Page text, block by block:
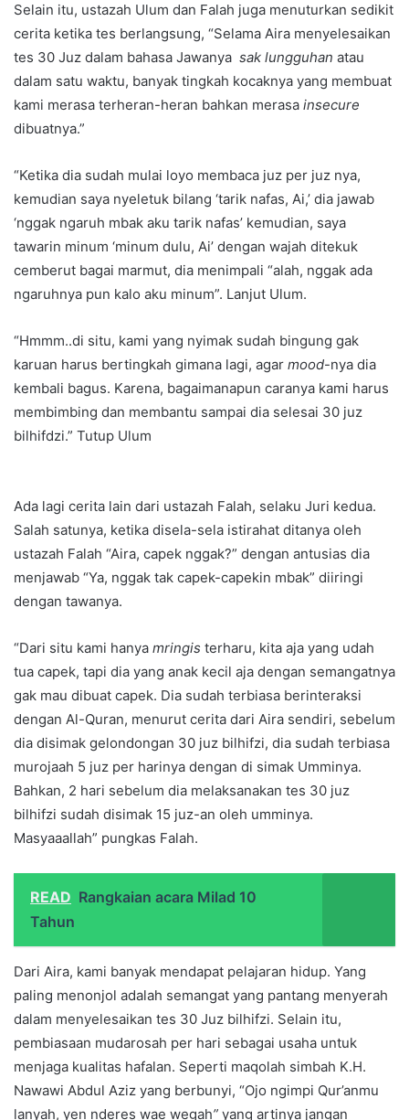
Selain itu, ustazah Ulum dan Falah juga menuturkan sedikit
cerita ketika tes berlangsung, “Selama Aira menyelesaikan
tes 30 Juz dalam bahasa Jawanya sak lungguhan atau
dalam satu waktu, banyak tingkah kocaknya yang membuat
kami merasa terheran-heran bahkan merasa insecure
dibuatnya.”
“Ketika dia sudah mulai loyo membaca juz per juz nya,
kemudian saya nyeletuk bilang ‘tarik nafas, Ai,’ dia jawab
‘nggak ngaruh mbak aku tarik nafas’ kemudian, saya
tawarin minum ‘minum dulu, Ai’ dengan wajah ditekuk
cemberut bagai marmut, dia menimpali “alah, nggak ada
ngaruhnya pun kalo aku minum”. Lanjut Ulum.
“Hmmm..di situ, kami yang nyimak sudah bingung gak
karuan harus bertingkah gimana lagi, agar mood-nya dia
kembali bagus. Karena, bagaimanapun caranya kami harus
membimbing dan membantu sampai dia selesai 30 juz
bilhifdzi.” Tutup Ulum
Ada lagi cerita lain dari ustazah Falah, selaku Juri kedua.
Salah satunya, ketika disela-sela istirahat ditanya oleh
ustazah Falah “Aira, capek nggak?” dengan antusias dia
menjawab “Ya, nggak tak capek-capekin mbak” diiringi
dengan tawanya.
“Dari situ kami hanya mringis terharu, kita aja yang udah
tua capek, tapi dia yang anak kecil aja dengan semangatnya
gak mau dibuat capek. Dia sudah terbiasa berinteraksi
dengan Al-Quran, menurut cerita dari Aira sendiri, sebelum
dia disimak gelondongan 30 juz bilhifzi, dia sudah terbiasa
murojaah 5 juz per harinya dengan di simak Umminya.
Bahkan, 2 hari sebelum dia melaksanakan tes 30 juz
bilhifzi sudah disimak 15 juz-an oleh umminya.
Masyaaallah” pungkas Falah.
READ Rangkaian acara Milad 10
Tahun
Dari Aira, kami banyak mendapat pelajaran hidup. Yang
paling menonjol adalah semangat yang pantang menyerah
dalam menyelesaikan tes 30 Juz bilhifzi. Selain itu,
pembiasaan mudarosah per hari sebagai usaha untuk
menjaga kualitas hafalan. Seperti maqolah simbah K.H.
Nawawi Abdul Aziz yang berbunyi, “Ojo ngimpi Qur’anmu
lanyah, yen nderes wae wegah” yang artinya jangan